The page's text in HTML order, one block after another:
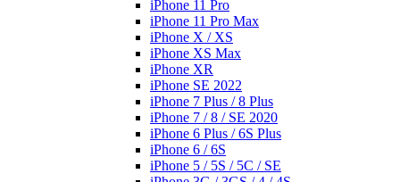
iPhone 11 Pro
iPhone 11 Pro Max
iPhone X / XS
iPhone XS Max
iPhone XR
iPhone SE 2022
iPhone 7 Plus / 8 Plus
iPhone 7 / 8 / SE 2020
iPhone 6 Plus / 6S Plus
iPhone 6 / 6S
iPhone 5 / 5S / 5C / SE